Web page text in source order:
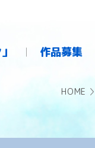
作品募集
HOME